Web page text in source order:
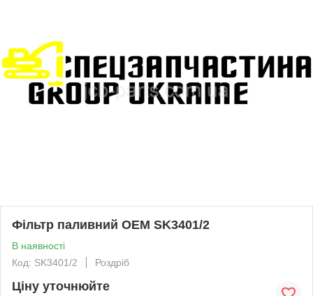
Фільтр паливний OEM SK3401/2
В наявності
Код: SK3401/2
Роздріб
Ціну уточнюйте